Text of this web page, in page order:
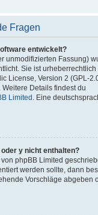
Fragen
entwickelt?
unmodifizierten Fassung)
Sie ist
License, Version 2 (GPL-
Details findest du
Limited . Eine
y nicht enthalten?
phpBB Limited
werden sollte, dann
Vorschläge abgeben